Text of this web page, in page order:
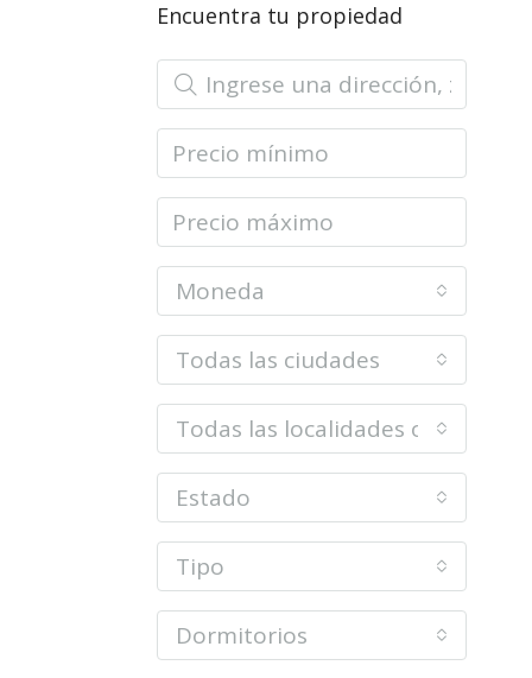
Encuentra tu propiedad
Moneda
Todas las ciudades
Todas las localidades o barrios
Estado
Tipo
Dormitorios